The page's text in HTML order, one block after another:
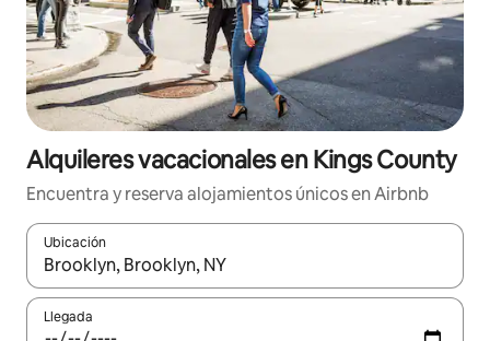
Alquileres vacacionales en Kings County
Encuentra y reserva alojamientos únicos en Airbnb
Ubicación
Cuando los resultados estén disponibles, navega con las
Llegada